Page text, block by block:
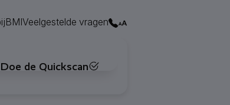
BMIVeelgestelde vragen Contact
Doe de Quickscan